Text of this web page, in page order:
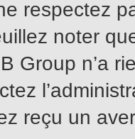
respectez
noter
Group n’a
reçu un